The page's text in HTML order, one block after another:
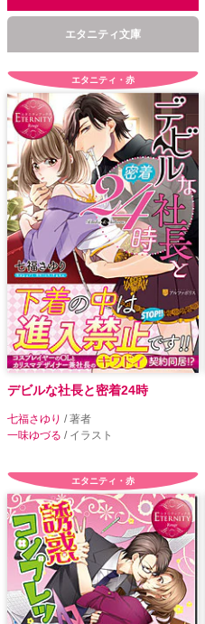
エタニティ文庫
エタニティ・赤
デビルな社長と密着24時
七福さゆり / 著者
一味ゆづる / イラスト
エタニティ・赤